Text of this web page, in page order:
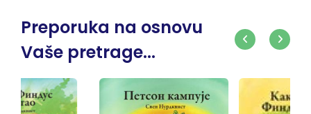
Preporuka na osnovu
Vaše pretrage...